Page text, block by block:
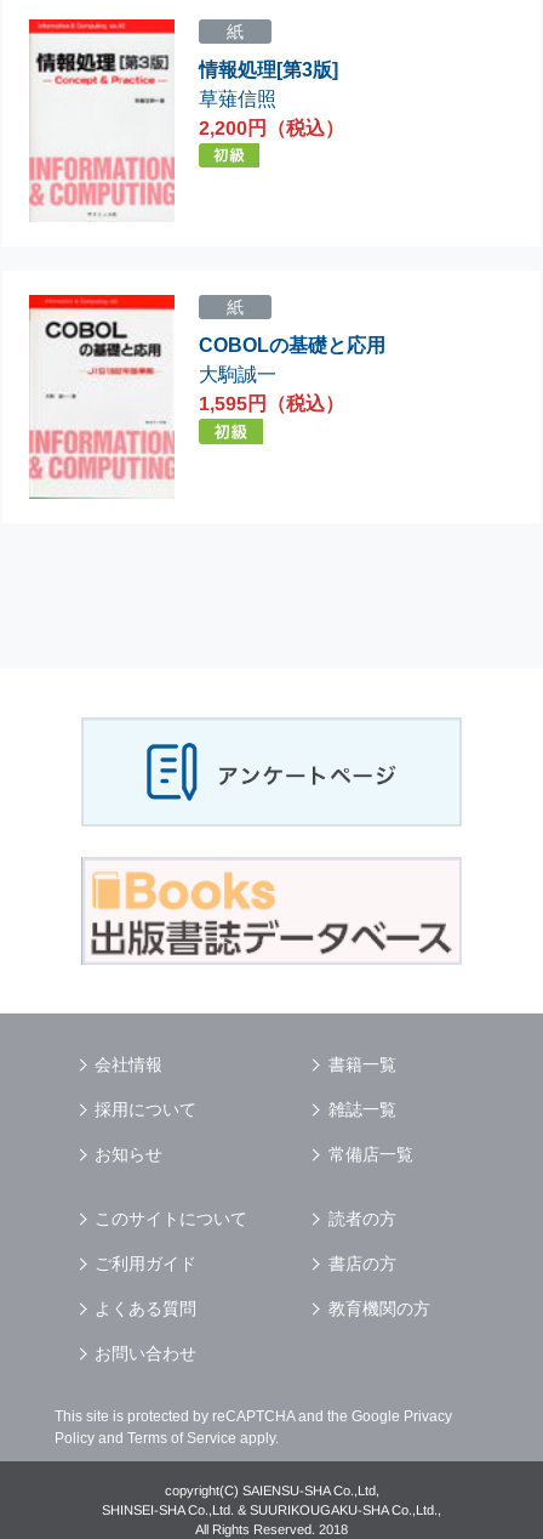
紙
情報処理[第3版]
草薙信照
2,200円（税込）
紙
COBOLの基礎と応用
大駒誠一
1,595円（税込）
会社情報
採用について
お知らせ
書籍一覧
雑誌一覧
常備店一覧
このサイトについて
ご利用ガイド
よくある質問
お問い合わせ
読者の方
書店の方
教育機関の方
This site is protected by reCAPTCHA and the Google Privacy
Policyand Terms of Service apply.
copyright(C) SAIENSU-SHA Co.,Ltd,
SHINSEI-SHA Co.,Ltd. & SUURIKOUGAKU-SHA Co.,Ltd.,
All Rights Reserved. 2018